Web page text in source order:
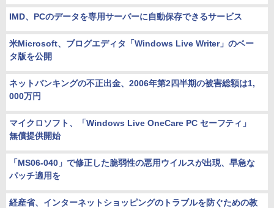
IMD、PCのデータを専用サーバーに自動保存できるサービス
米Microsoft、ブログエディタ「Windows Live Writer」のベー
タ版を公開
ネットバンキングの不正出金、2006年第2四半期の被害総額は1,
000万円
マイクロソフト、「Windows Live OneCare PC セーフティ」
無償提供開始
「MS06-040」で修正した脆弱性の悪用ウイルスが出現、早急な
パッチ適用を
経産省、インターネットショッピングのトラブルを防ぐための教